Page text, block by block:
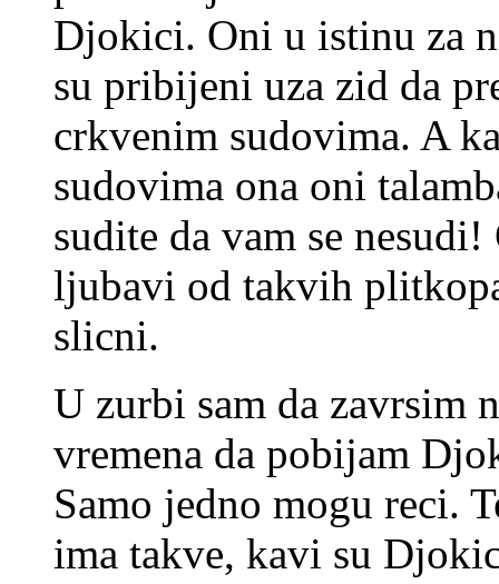
Djokici. Oni u istinu za
su pribijeni uza zid da
crkvenim sudovima. A
sudovima ona oni
sudite da vam se
ljubavi od takvih
slicni.
U zurbi sam da zavrsim
vremena da pobijam
Samo jedno mogu reci.
ima takve, kavi su